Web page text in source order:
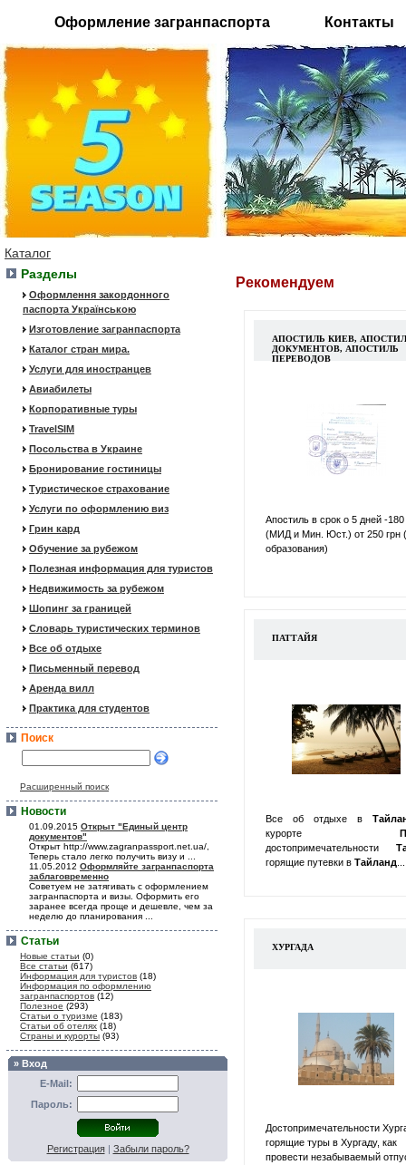
Оформление загранпаспорта Контакты
Каталог
Разделы
Оформлення закордонного
паспорта Українською
Изготовление загранпаспорта
Каталог стран мира.
Услуги для иностранцев
Авиабилеты
Корпоративные туры
TravelSIM
Посольства в Украине
Бронирование гостиницы
Туристическое страхование
Услуги по оформлению виз
Грин кард
Обучение за рубежом
Полезная информация для туристов
Недвижимость за рубежом
Шопинг за границей
Словарь туристических терминов
Все об отдыхе
Письменный перевод
Аренда вилл
Практика для студентов
Поиск
Расширенный поиск
Новости
01.09.2015 Открыт "Единый центр
документов"
Открыт http://www.zagranpassport.net.ua/,
Теперь стало легко получить визу и ...
11.05.2012 Оформляйте загранпаспорта
заблаговременно
Советуем не затягивать с оформлением
загранпаспорта и визы. Оформить его
заранее всегда проще и дешевле, чем за
неделю до планирования ...
Статьи
Новые статьи (0)
Все статьи (617)
Информация для туристов (18)
Информация по оформлению
загранпаспортов (12)
Полезное (293)
Статьи о туризме (183)
Статьи об отелях (18)
Страны и курорты (93)
» Вход
E-Mail:
Пароль:
Регистрация| Забыли пароль?
Рекомендуем
АПОСТИЛЬ КИЕВ,
ДОКУМЕНТОВ, АПОСТИЛЬ
ПЕРЕВОДОВ
Апостиль в срок о 5 дней -180
(МИД и Мин. Юст.) от 250 грн
образования)
ПАТТАЙЯ
Все об отдыхе в
курорте
достопримечательности
горящие путевки в Тайланд
ХУРГАДА
Достопримечательности
горящие туры в Хургаду, как
провести незабываемый